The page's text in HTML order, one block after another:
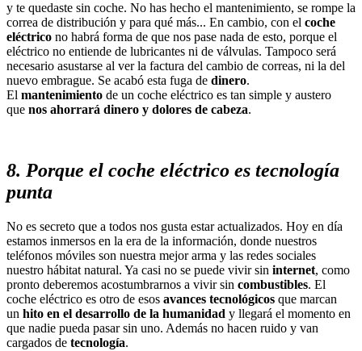
y te quedaste sin coche. No has hecho el mantenimiento, se rompe la
correa de distribución y para qué más... En cambio, con el coche
eléctrico no habrá forma de que nos pase nada de esto, porque el
eléctrico no entiende de lubricantes ni de válvulas. Tampoco será
necesario asustarse al ver la factura del cambio de correas, ni la del
nuevo embrague. Se acabó esta fuga de dinero.
El mantenimiento de un coche eléctrico es tan simple y austero
que nos ahorrará dinero y dolores de cabeza.
8. Porque el coche eléctrico es tecnología
punta
No es secreto que a todos nos gusta estar actualizados. Hoy en día
estamos inmersos en la era de la información, donde nuestros
teléfonos móviles son nuestra mejor arma y las redes sociales
nuestro hábitat natural. Ya casi no se puede vivir sin internet, como
pronto deberemos acostumbrarnos a vivir sin combustibles. El
coche eléctrico es otro de esos avances tecnológicos que marcan
un hito en el desarrollo de la humanidad y llegará el momento en
que nadie pueda pasar sin uno. Además no hacen ruido y van
cargados de tecnología.